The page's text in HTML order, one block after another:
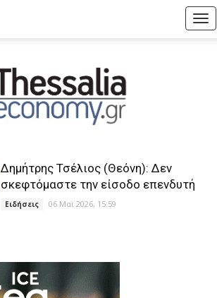
Δημήτρης Τσέλιος (Θεόνη): Δεν
σκεφτόμαστε την είσοδο επενδυτή
Ειδήσεις 06 Μαϊ 2026, 15:59